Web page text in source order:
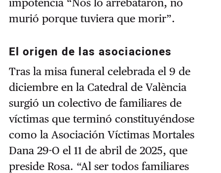
murió porque tuviera que morir”.
El origen de las asociaciones
Tras la misa funeral celebrada el 9 de
diciembre en la Catedral de València
surgió un colectivo de familiares de
víctimas que terminó constituyéndose
como la Asociación Víctimas Mortales
Dana 29-O el 11 de abril de 2025, que
preside Rosa. “Al ser todos familiares